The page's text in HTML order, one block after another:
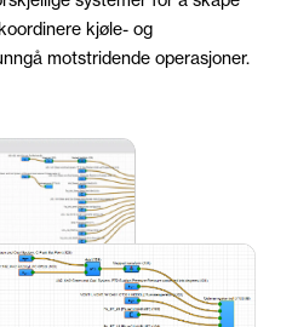
kjøle- og
motstridende operasjoner.